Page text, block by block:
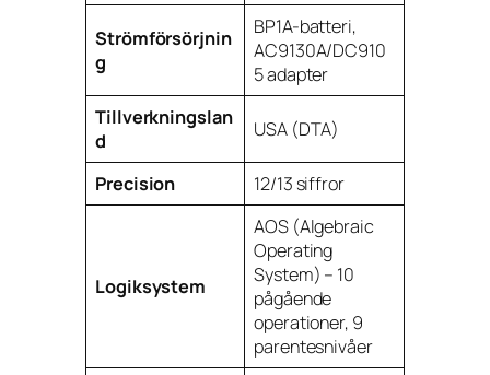
Strömförsörjnin
g
BP1A-batteri,
AC9130A/DC910
5 adapter
Tillverkningslan
d
USA (DTA)
Precision 12/13 siffror
Logiksystem
AOS (Algebraic
Operating
System) – 10
pågående
operationer, 9
parentesnivåer